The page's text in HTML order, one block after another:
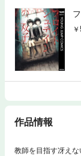
作品情報
教師を目指す冴え